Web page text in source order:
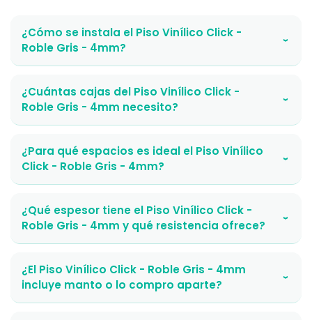
¿Cómo se instala el Piso Vinílico Click -
Roble Gris - 4mm?
›
¿Cuántas cajas del Piso Vinílico Click -
Roble Gris - 4mm necesito?
›
¿Para qué espacios es ideal el Piso Vinílico
Click - Roble Gris - 4mm?
›
¿Qué espesor tiene el Piso Vinílico Click -
Roble Gris - 4mm y qué resistencia ofrece?
›
¿El Piso Vinílico Click - Roble Gris - 4mm
incluye manto o lo compro aparte?
›